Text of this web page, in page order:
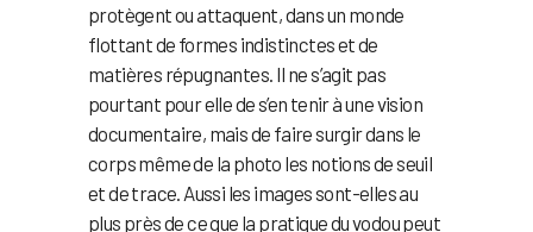
protègent ou attaquent, dans un monde
flottant de formes indistinctes et de
matières répugnantes. Il ne s’agit pas
pourtant pour elle de s’en tenir à une vision
documentaire, mais de faire surgir dans le
corps même de la photo les notions de seuil
et de trace. Aussi les images sont-elles au
plus près de ce que la pratique du vodou peut